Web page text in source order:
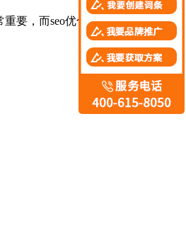
要，而seo优化关键词的出现，完